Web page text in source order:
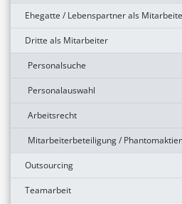
Ehegatte / Lebenspartner als
Dritte als Mitarbeiter
Personalsuche
Personalauswahl
Arbeitsrecht
Mitarbeiterbeteiligung /
Outsourcing
Teamarbeit